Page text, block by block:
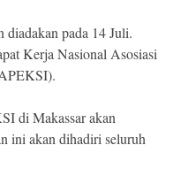
diadakan pada 14 Juli.
Kerja Nasional Asosiasi
di Makassar akan
ini akan dihadiri seluruh